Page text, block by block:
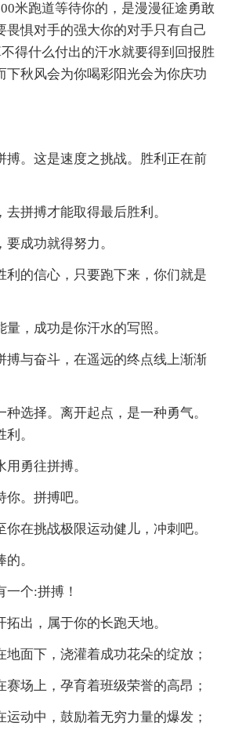
米跑道等待你的，是漫漫征途勇敢
畏惧对手的强大你的对手只有自己
得什么付出的汗水就要得到回报胜
下秋风会为你喝彩阳光会为你庆功
搏。这是速度之挑战。胜利正在前
去拼搏才能取得最后胜利。
成功就得努力。
利的信心，只要跑下来，你们就是
量，成功是你汗水的写照。
搏与奋斗，在遥远的终点线上渐渐
种选择。离开起点，是一种勇气。
。
勇往拼搏。
。拼搏吧。
你在挑战极限运动健儿，冲刺吧。
。
一个:拼搏！
拓出，属于你的长跑天地。
地面下，浇灌着成功花朵的绽放；
赛场上，孕育着班级荣誉的高昂；
运动中，鼓励着无穷力量的爆发；